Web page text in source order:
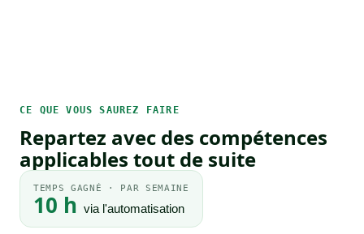
CE QUE VOUS SAUREZ FAIRE
Repartez avec des compétences
applicables tout de suite
TEMPS GAGNÉ · PAR SEMAINE
10 h via l'automatisation